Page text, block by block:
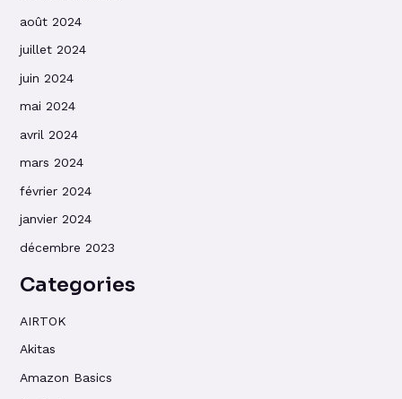
août 2024
juillet 2024
juin 2024
mai 2024
avril 2024
mars 2024
février 2024
janvier 2024
décembre 2023
Categories
AIRTOK
Akitas
Amazon Basics